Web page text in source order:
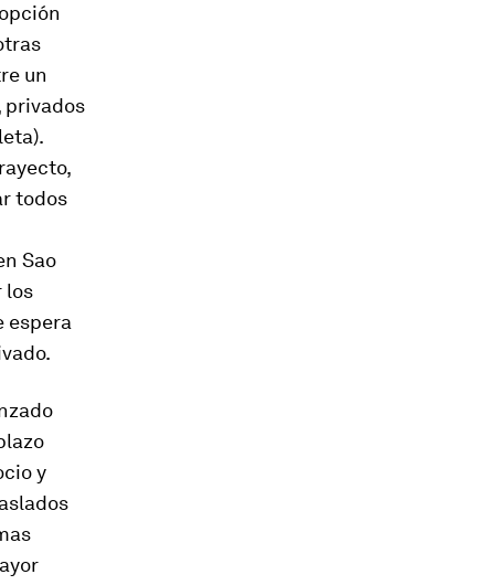
un
privados
todos
Sao
los
espera
y